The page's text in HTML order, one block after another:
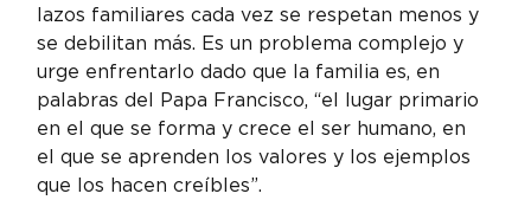
lazos familiares cada vez se respetan menos y
se debilitan más. Es un problema complejo y
urge enfrentarlo dado que la familia es, en
palabras del Papa Francisco, “el lugar primario
en el que se forma y crece el ser humano, en
el que se aprenden los valores y los ejemplos
que los hacen creíbles”.